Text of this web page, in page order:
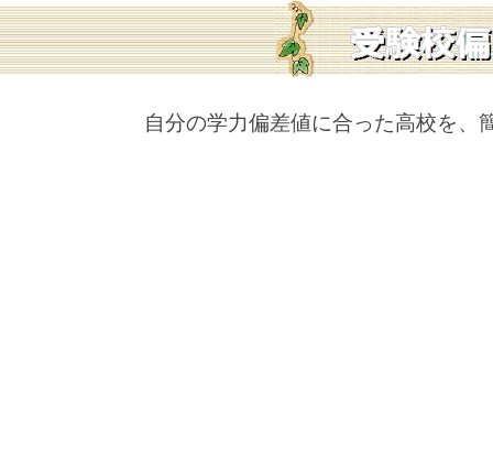
自分の学力偏差値に合った高校を、